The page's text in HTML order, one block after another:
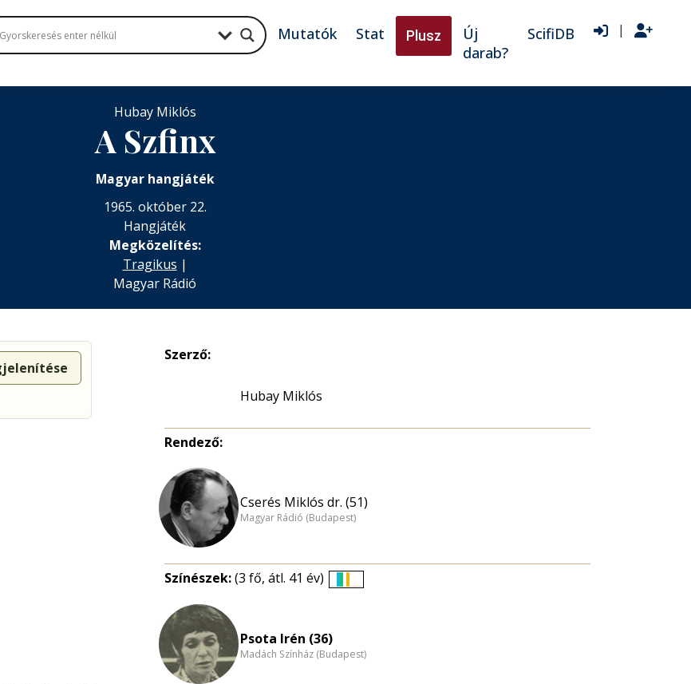
Mutatók Stat Plusz
Új
darab?
ScifiDB |
Hubay Miklós
A Szfinx
Magyar hangjáték
1965. október 22.
Hangjáték
Megközelítés:
Tragikus |
Magyar Rádió
Szerző:
Hubay Miklós
Rendező:
Cserés Miklós dr. (51)
Magyar Rádió (Budapest)
Színészek:(3 fő, átl. 41 év)
Psota Irén (36)
Madách Színház (Budapest)